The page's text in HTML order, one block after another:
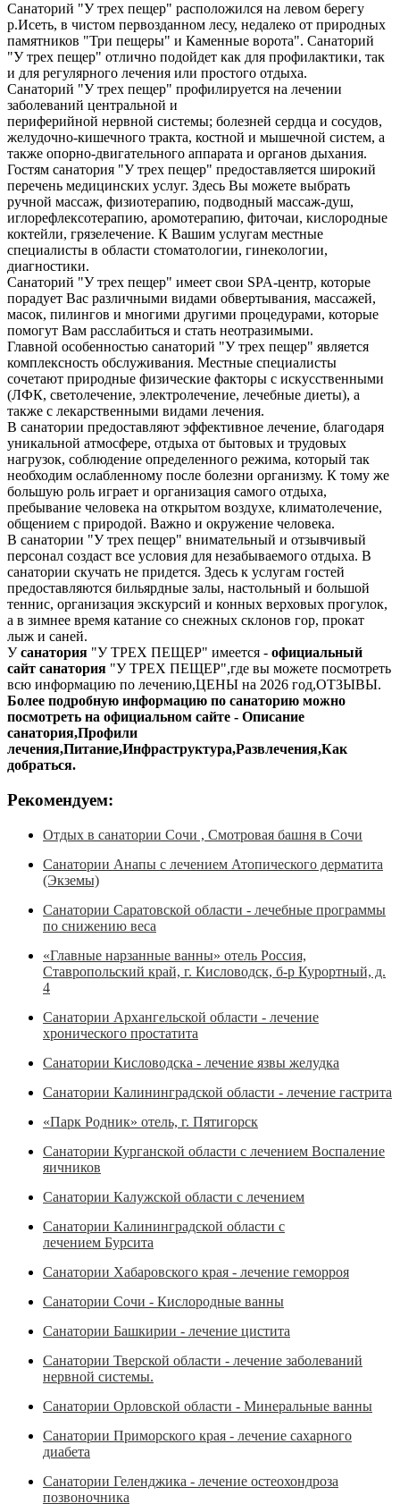
Санаторий "У трех пещер" расположился на левом берегу
р.Исеть, в чистом первозданном лесу, недалеко от природных
памятников "Три пещеры" и Каменные ворота". Санаторий
"У трех пещер" отлично подойдет как для профилактики, так
и для регулярного лечения или простого отдыха.
Санаторий "У трех пещер" профилируется на лечении
заболеваний центральной и
периферийной нервной системы; болезней сердца и сосудов,
желудочно-кишечного тракта, костной и мышечной систем, а
также опорно-двигательного аппарата и органов дыхания.
Гостям санатория "У трех пещер" предоставляется широкий
перечень медицинских услуг. Здесь Вы можете выбрать
ручной массаж, физиотерапию, подводный массаж-душ,
иглорефлексотерапию, аромотерапию, фиточаи, кислородные
коктейли, грязелечение. К Вашим услугам местные
специалисты в области стоматологии, гинекологии,
диагностики.
Санаторий "У трех пещер" имеет свои SPA-центр, которые
порадует Вас различными видами обвертывания, массажей,
масок, пилингов и многими другими процедурами, которые
помогут Вам расслабиться и стать неотразимыми.
Главной особенностью санаторий "У трех пещер" является
комплексность обслуживания. Местные специалисты
сочетают природные физические факторы с искусственными
(ЛФК, светолечение, электролечение, лечебные диеты), а
также с лекарственными видами лечения.
В санатории предоставляют эффективное лечение, благодаря
уникальной атмосфере, отдыха от бытовых и трудовых
нагрузок, соблюдение определенного режима, который так
необходим ослабленному после болезни организму. К тому же
большую роль играет и организация самого отдыха,
пребывание человека на открытом воздухе, климатолечение,
общением с природой. Важно и окружение человека.
В санатории "У трех пещер" внимательный и отзывчивый
персонал создаст все условия для незабываемого отдыха. В
санатории скучать не придется. Здесь к услугам гостей
предоставляются бильярдные залы, настольный и большой
теннис, организация экскурсий и конных верховых прогулок,
а в зимнее время катание со снежных склонов гор, прокат
лыж и саней.
Усанатория "У ТРЕХ ПЕЩЕР" имеется - официальный
сайт санатория "У ТРЕХ ПЕЩЕР",где вы можете посмотреть
всю информацию по лечению,ЦЕНЫ на 2026 год,ОТЗЫВЫ.
Более подробную информацию по санаторию можно
посмотреть на официальном сайте - Описание
санатория,Профили
лечения,Питание,Инфраструктура,Развлечения,Как
добраться.
Рекомендуем:
Отдых в санатории Сочи , Смотровая башня в Сочи
Санатории Анапы с лечением Атопического дерматита
(Экземы)
Санатории Саратовской области - лечебные программы
по снижению веса
«Главные нарзанные ванны» отель Россия,
Ставропольский край, г. Кисловодск, б-р Курортный, д.
4
Санатории Архангельской области - лечение
хронического простатита
Санатории Кисловодска - лечение язвы желудка
Санатории Калининградской области - лечение гастрита
«Парк Родник» отель, г. Пятигорск
Санатории Курганской области с лечением Воспаление
яичников
Санатории Калужской области с лечением
Санатории Калининградской области с
лечением Бурсита
Санатории Хабаровского края - лечение геморроя
Санатории Сочи - Кислородные ванны
Санатории Башкирии - лечение цистита
Санатории Тверской области - лечение заболеваний
нервной системы.
Санатории Орловской области - Минеральные ванны
Санатории Приморского края - лечение сахарного
диабета
Санатории Геленджика - лечение остеохондроза
позвоночника